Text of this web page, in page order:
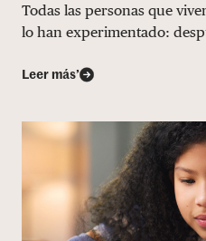
Todas las personas que
lo han experimentado:
Leer más’